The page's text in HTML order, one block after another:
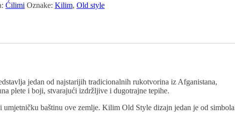
Ćilimi Oznake: Kilim, Old style
jedan od najstarijih tradicionalnih rukotvorina iz Afganistana,
plete i boji, stvarajući izdržljive i dugotrajne tepihe.
baštinu ove zemlje. Kilim Old Style dizajn jedan je od simbola